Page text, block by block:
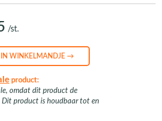
/st.
product:
omdat dit product de
product is houdbaar tot en
info@skin-shop.nl
33 489 (WhatsApp)
Over ons
Contact